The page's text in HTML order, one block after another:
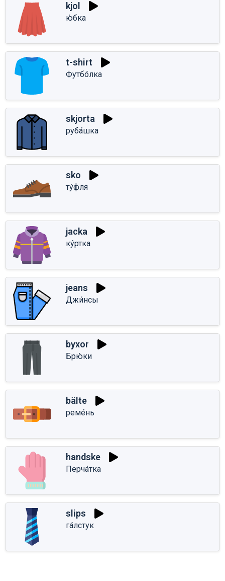
kjol
ю́бка
t-shirt
Футбо́лка
skjorta
руба́шка
sko
ту́фля
jacka
ку́ртка
jeans
Джи́нсы
byxor
Брю́ки
bälte
реме́нь
handske
Перча́тка
slips
га́лстук